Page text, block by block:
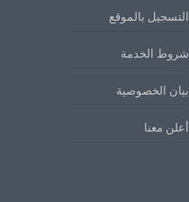
التسجيل بالموقع
شروط الخدمة
بيان الخصوصية
أعلن معنا